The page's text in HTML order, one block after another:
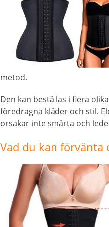
metod.
Den kan beställas i flera
föredragna kläder och stil.
orsakar inte smärta och
Vad du kan förvänta